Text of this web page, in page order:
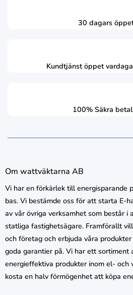
30 dagars
Kundtjänst öppet
100% Säkra
Om wattväktarna AB
Vi har en förkärlek till energisparande
bas. Vi bestämde oss för att starta E-
av vår övriga verksamhet som består i
statliga fastighetsägare. Framförallt
och företag och erbjuda våra
goda garantier på. Vi har ett sortiment
energieffektiva produkter inom el- och
kosta en halv förmögenhet att köpa